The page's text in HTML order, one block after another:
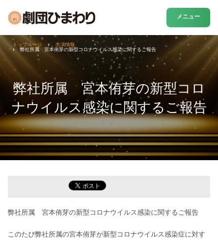
メニュー
弊社所属 宮本侑芽の新型コロ
ナウイルス感染に関するご報告
トップページ
出演情報
弊社所属 宮本侑芽の新型コロナウイルス感染に関するご報告
弊社所属 宮本侑芽の新型コロナウイルス感染に関するご報告
このたび弊社所属の宮本侑芽が新型コロナウイルス感染症に対す